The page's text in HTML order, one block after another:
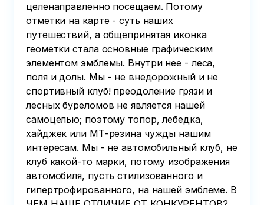
целенаправленно посещаем. Потому
отметки на карте - суть наших
путешествий, а общепринятая иконка
геометки стала основные графическим
элементом эмблемы. Внутри нее - леса,
поля и долы. Мы - не внедорожный и не
спортивный клуб! преодоление грязи и
лесных буреломов не является нашей
самоцелью; поэтому топор, лебедка,
хайджек или МТ-резина чужды нашим
интересам. Мы - не автомобильный клуб, не
клуб какой-то марки, потому изображения
автомобиля, пусть стилизованного и
гипертрофированного, на нашей эмблеме. В